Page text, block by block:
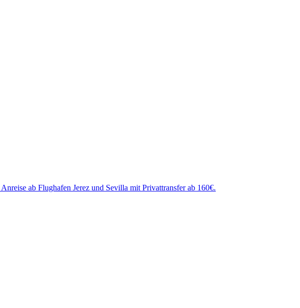
ab Flughafen Jerez und Sevilla mit Privattransfer ab 160€.